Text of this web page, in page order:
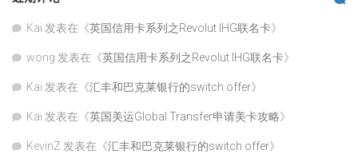
Kai 发表在《英国信用卡系列之Revolut IHG联名卡》
wong 发表在《英国信用卡系列之Revolut IHG联名卡》
Kai 发表在《汇丰和巴克莱银行的switch offer》
Kai 发表在《英国美运Global Transfer申请美卡攻略》
KevinZ 发表在《汇丰和巴克莱银行的switch offer》